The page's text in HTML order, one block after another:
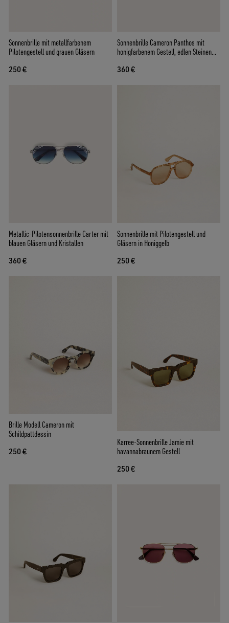
Sonnenbrille mit metallfarbenem
Pilotengestell und grauen Gläsern
250 €
Sonnenbrille Cameron Panthos mit
honigfarbenem Gestell, edlen Steinen
360 €
Metallic-Pilotensonnenbrille Carter mit
blauen Gläsern und Kristallen
360 €
Sonnenbrille mit Pilotengestell und
Gläsern in Honiggelb
250 €
Brille Modell Cameron mit
Schildpattdessin
250 €
Karree-Sonnenbrille Jamie mit
havannabraunem Gestell
250 €